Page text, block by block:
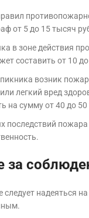
от 5 до 15 тысяч
в зоне действия
составить от 10
пикника возник
легкий вред
на сумму от 40 до 50
последствий
за
надеяться